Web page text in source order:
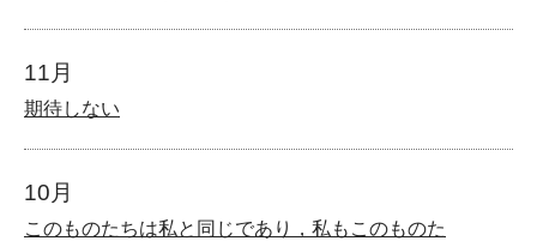
11月
期待しない
10月
このものたちは私と同じであり，私もこのものた